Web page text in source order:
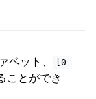
ベット、
[0-
ことができ